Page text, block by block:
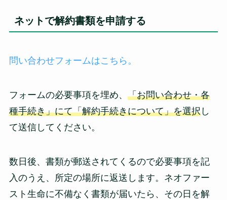
ネットで解約書類を申請する
問い合わせフォームはこちら。
フォームの必要事項を埋め、 「お問い合わせ・各
種手続き」にて「解約手続きについて」を選択し
て送信してください。
数日後、書類が郵送されてくるので必要事項を記
入のうえ、所定の場所に返送します。ネオファー
スト生命に不備なく書類が届いたら、その日を解